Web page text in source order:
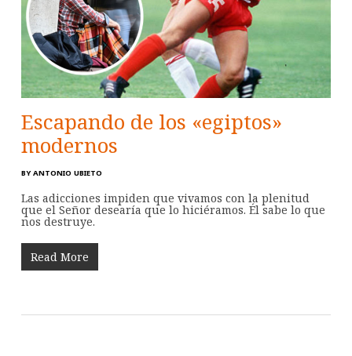
Escapando de los «egiptos»
modernos
BY ANTONIO UBIETO
Las adicciones impiden que vivamos con la plenitud
que el Señor desearía que lo hiciéramos. Él sabe lo que
nos destruye.
Read More